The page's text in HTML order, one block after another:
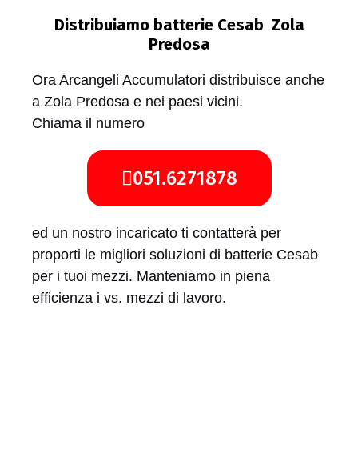
Distribuiamo batterie Cesab Zola
Predosa
Ora Arcangeli Accumulatori distribuisce anche
a Zola Predosa e nei paesi vicini.
Chiama il numero
051.6271878
ed un nostro incaricato ti contatterà per
proporti le migliori soluzioni di batterie Cesab
per i tuoi mezzi. Manteniamo in piena
efficienza i vs. mezzi di lavoro.